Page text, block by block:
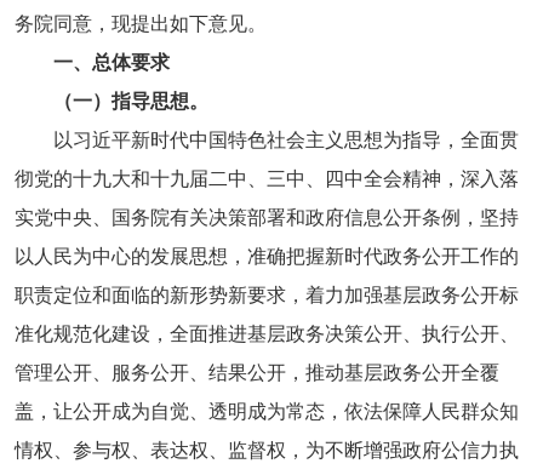
务院同意，现提出如下意见。
一、总体要求
（一）指导思想。
以习近平新时代中国特色社会主义思想为指导，全面贯
彻党的十九大和十九届二中、三中、四中全会精神，深入落
实党中央、国务院有关决策部署和政府信息公开条例，坚持
以人民为中心的发展思想，准确把握新时代政务公开工作的
职责定位和面临的新形势新要求，着力加强基层政务公开标
准化规范化建设，全面推进基层政务决策公开、执行公开、
管理公开、服务公开、结果公开，推动基层政务公开全覆
盖，让公开成为自觉、透明成为常态，依法保障人民群众知
情权、参与权、表达权、监督权，为不断增强政府公信力执